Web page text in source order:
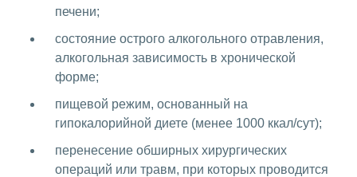
печени;
состояние острого алкогольного отравления,
алкогольная зависимость в хронической
форме;
пищевой режим, основанный на
гипокалорийной диете (менее 1000 ккал/сут);
перенесение обширных хирургических
операций или травм, при которых проводится